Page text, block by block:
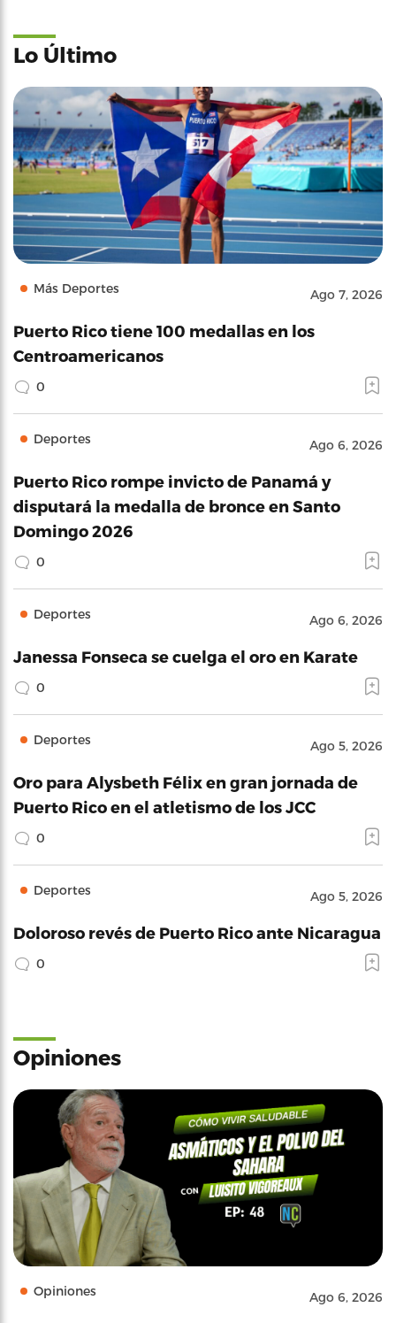
Lo Último
Más Deportes Ago 7, 2026
Puerto Rico tiene 100 medallas en los
Centroamericanos
0
Deportes Ago 6, 2026
Puerto Rico rompe invicto de Panamá y
disputará la medalla de bronce en Santo
Domingo 2026
0
Deportes Ago 6, 2026
Janessa Fonseca se cuelga el oro en Karate
0
Deportes Ago 5, 2026
Oro para Alysbeth Félix en gran jornada de
Puerto Rico en el atletismo de los JCC
0
Deportes Ago 5, 2026
Doloroso revés de Puerto Rico ante Nicaragua
0
Opiniones
Opiniones Ago 6, 2026